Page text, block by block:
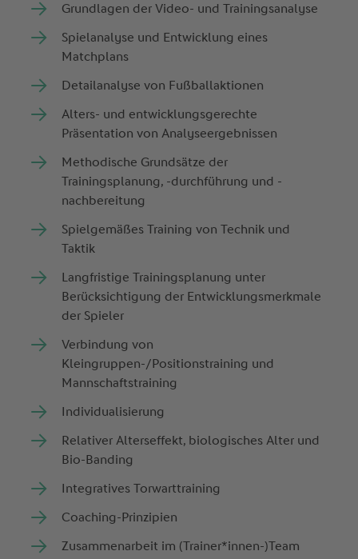
Grundlagen der Video- und Trainingsanalyse
Spielanalyse und Entwicklung eines
Matchplans
Detailanalyse von Fußballaktionen
Alters- und entwicklungsgerechte
Präsentation von Analyseergebnissen
Methodische Grundsätze der
Trainingsplanung, -durchführung und -
nachbereitung
Spielgemäßes Training von Technik und
Taktik
Langfristige Trainingsplanung unter
Berücksichtigung der Entwicklungsmerkmale
der Spieler
Verbindung von
Kleingruppen-/Positionstraining und
Mannschaftstraining
Individualisierung
Relativer Alterseffekt, biologisches Alter und
Bio-Banding
Integratives Torwarttraining
Coaching-Prinzipien
Zusammenarbeit im (Trainer*innen-)Team